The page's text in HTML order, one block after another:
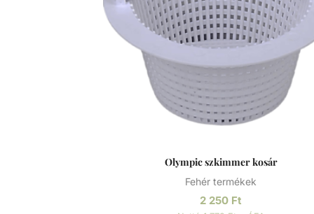
Olympic szkimmer kosár
Fehér termékek
2 250 Ft